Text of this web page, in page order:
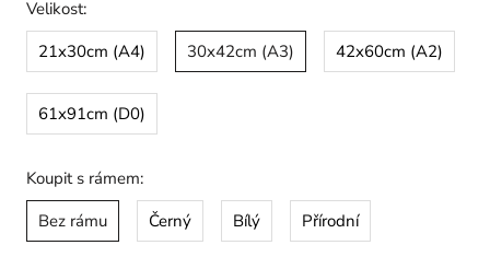
Velikost:
21x30cm (A4)
30x42cm (A3) 42x60cm (A2)
61x91cm (D0)
Koupit s rámem:
Bez rámu
Černý Bílý Přírodní